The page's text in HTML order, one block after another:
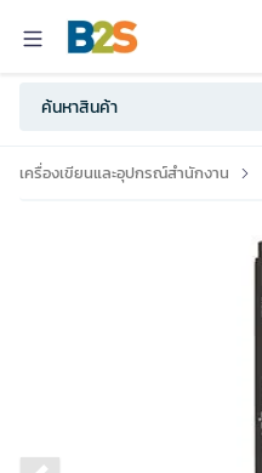
เครื่องเขียนและอุปกรณ์สำนักงาน